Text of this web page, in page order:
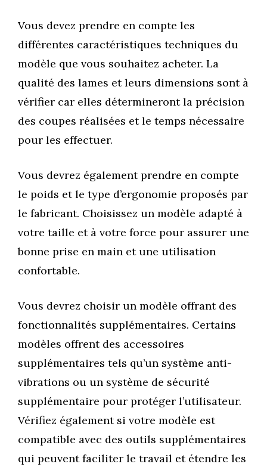
Vous devez prendre en compte les
différentes caractéristiques techniques du
modèle que vous souhaitez acheter. La
qualité des lames et leurs dimensions sont à
vérifier car elles détermineront la précision
des coupes réalisées et le temps nécessaire
pour les effectuer.
Vous devrez également prendre en compte
le poids et le type d’ergonomie proposés par
le fabricant. Choisissez un modèle adapté à
votre taille et à votre force pour assurer une
bonne prise en main et une utilisation
confortable.
Vous devrez choisir un modèle offrant des
fonctionnalités supplémentaires. Certains
modèles offrent des accessoires
supplémentaires tels qu’un système anti-
vibrations ou un système de sécurité
supplémentaire pour protéger l’utilisateur.
Vérifiez également si votre modèle est
compatible avec des outils supplémentaires
qui peuvent faciliter le travail et étendre les